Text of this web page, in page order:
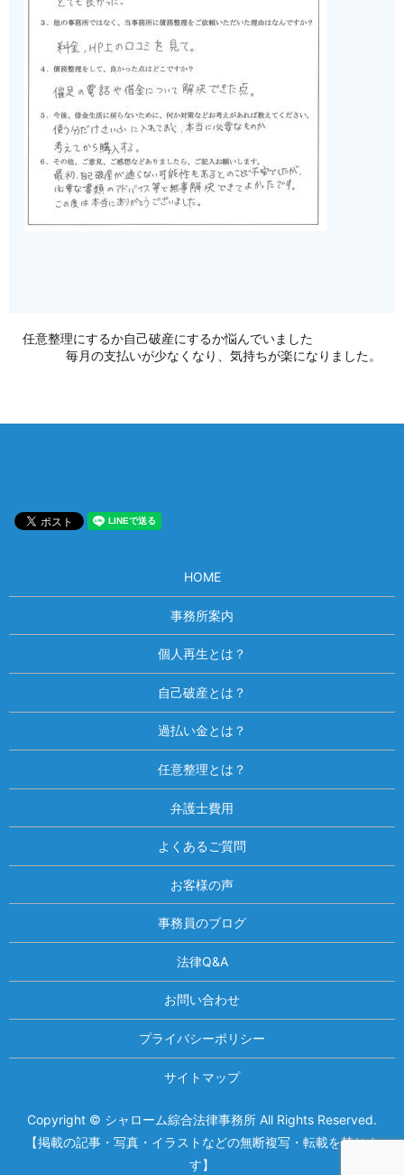
任意整理にするか自己破産にするか悩んでいました
毎月の支払いが少なくなり、気持ちが楽になりました。
相談は何度でも無料！
電話受付 9:00~22:00
HOME
事務所案内
個人再生とは？
自己破産とは？
過払い金とは？
任意整理とは？
弁護士費用
よくあるご質問
お客様の声
事務員のブログ
法律Q&A
お問い合わせ
プライバシーポリシー
サイトマップ
Copyright © シャローム綜合法律事務所 All Rights Reserved.
【掲載の記事・写真・イラストなどの無断複写・転載を禁じま
す】